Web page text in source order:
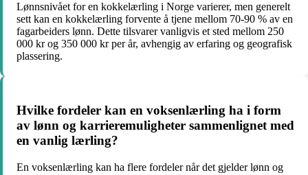
Lønnsnivået for en kokkelærling i Norge varierer, men generelt
sett kan en kokkelærling forvente å tjene mellom 70-90 % av en
fagarbeiders lønn. Dette tilsvarer vanligvis et sted mellom 250
000 kr og 350 000 kr per år, avhengig av erfaring og geografisk
plassering.
Hvilke fordeler kan en voksenlærling ha i form
av lønn og karrieremuligheter sammenlignet med
en vanlig lærling?
En voksenlærling kan ha flere fordeler når det gjelder lønn og